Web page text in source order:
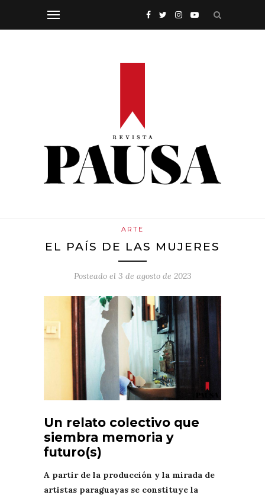
ARTE
EL PAÍS DE LAS MUJERES
Posteado el 3 de agosto de 2023
Un relato colectivo que
siembra memoria y
futuro(s)
A partir de la producción y la mirada de
artistas paraguayas se constituye la